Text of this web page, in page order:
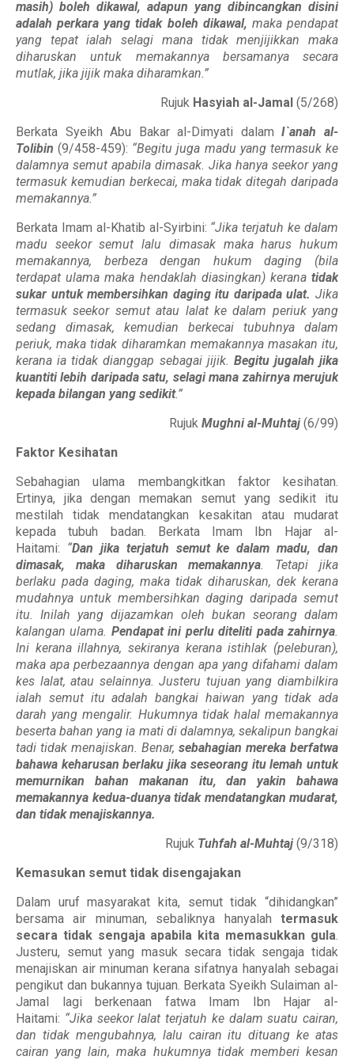
masih) boleh dikawal, adapun yang dibincangkan disini
adalah perkara yang tidak boleh dikawal, maka pendapat
yang tepat ialah selagi mana tidak menjijikkan maka
diharuskan untuk memakannya bersamanya secara
mutlak, jika jijik maka diharamkan.”
Rujuk Hasyiah al-Jamal (5/268)
Berkata Syeikh Abu Bakar al-Dimyati dalamI`anah al-
Tolibin (9/458-459): “Begitu juga madu yang termasuk ke
dalamnya semut apabila dimasak. Jika hanya seekor yang
termasuk kemudian berkecai, maka tidak ditegah daripada
memakannya.”
Berkata Imam al-Khatib al-Syirbini: “Jika terjatuh ke dalam
madu seekor semut lalu dimasak maka harus hukum
memakannya, berbeza dengan hukum daging (bila
terdapat ulama maka hendaklah diasingkan) kerana tidak
sukar untuk membersihkan daging itu daripada ulat. Jika
termasuk seekor semut atau lalat ke dalam periuk yang
sedang dimasak, kemudian berkecai tubuhnya dalam
periuk, maka tidak diharamkan memakannya masakan itu,
kerana ia tidak dianggap sebagai jijik. Begitu jugalah jika
kuantiti lebih daripada satu, selagi mana zahirnya merujuk
kepada bilangan yang sedikit.”
Rujuk Mughni al-Muhtaj (6/99)
Faktor Kesihatan
Sebahagian ulama membangkitkan faktor kesihatan.
Ertinya, jika dengan memakan semut yang sedikit itu
mestilah tidak mendatangkan kesakitan atau mudarat
kepada tubuh badan. Berkata Imam Ibn Hajar al-
Haitami: “Dan jika terjatuh semut ke dalam madu, dan
dimasak, maka diharuskan memakannya. Tetapi jika
berlaku pada daging, maka tidak diharuskan, dek kerana
mudahnya untuk membersihkan daging daripada semut
itu. Inilah yang dijazamkan oleh bukan seorang dalam
kalangan ulama. Pendapat ini perlu diteliti pada zahirnya.
Ini kerana illahnya, sekiranya kerana istihlak (peleburan),
maka apa perbezaannya dengan apa yang difahami dalam
kes lalat, atau selainnya. Justeru tujuan yang diambilkira
ialah semut itu adalah bangkai haiwan yang tidak ada
darah yang mengalir. Hukumnya tidak halal memakannya
beserta bahan yang ia mati di dalamnya, sekalipun bangkai
tadi tidak menajiskan. Benar, sebahagian mereka berfatwa
bahawa keharusan berlaku jika seseorang itu lemah untuk
memurnikan bahan makanan itu, dan yakin bahawa
memakannya kedua-duanya tidak mendatangkan mudarat,
dan tidak menajiskannya.
Rujuk Tuhfah al-Muhtaj (9/318)
Kemasukan semut tidak disengajakan
Dalam uruf masyarakat kita, semut tidak “dihidangkan”
bersama air minuman, sebaliknya hanyalah termasuk
secara tidak sengaja apabila kita memasukkan gula.
Justeru, semut yang masuk secara tidak sengaja tidak
menajiskan air minuman kerana sifatnya hanyalah sebagai
pengikut dan bukannya tujuan. Berkata Syeikh Sulaiman al-
Jamal lagi berkenaan fatwa Imam Ibn Hajar al-
Haitami: “Jika seekor lalat terjatuh ke dalam suatu cairan,
dan tidak mengubahnya, lalu cairan itu dituang ke atas
cairan yang lain, maka hukumnya tidak memberi kesan